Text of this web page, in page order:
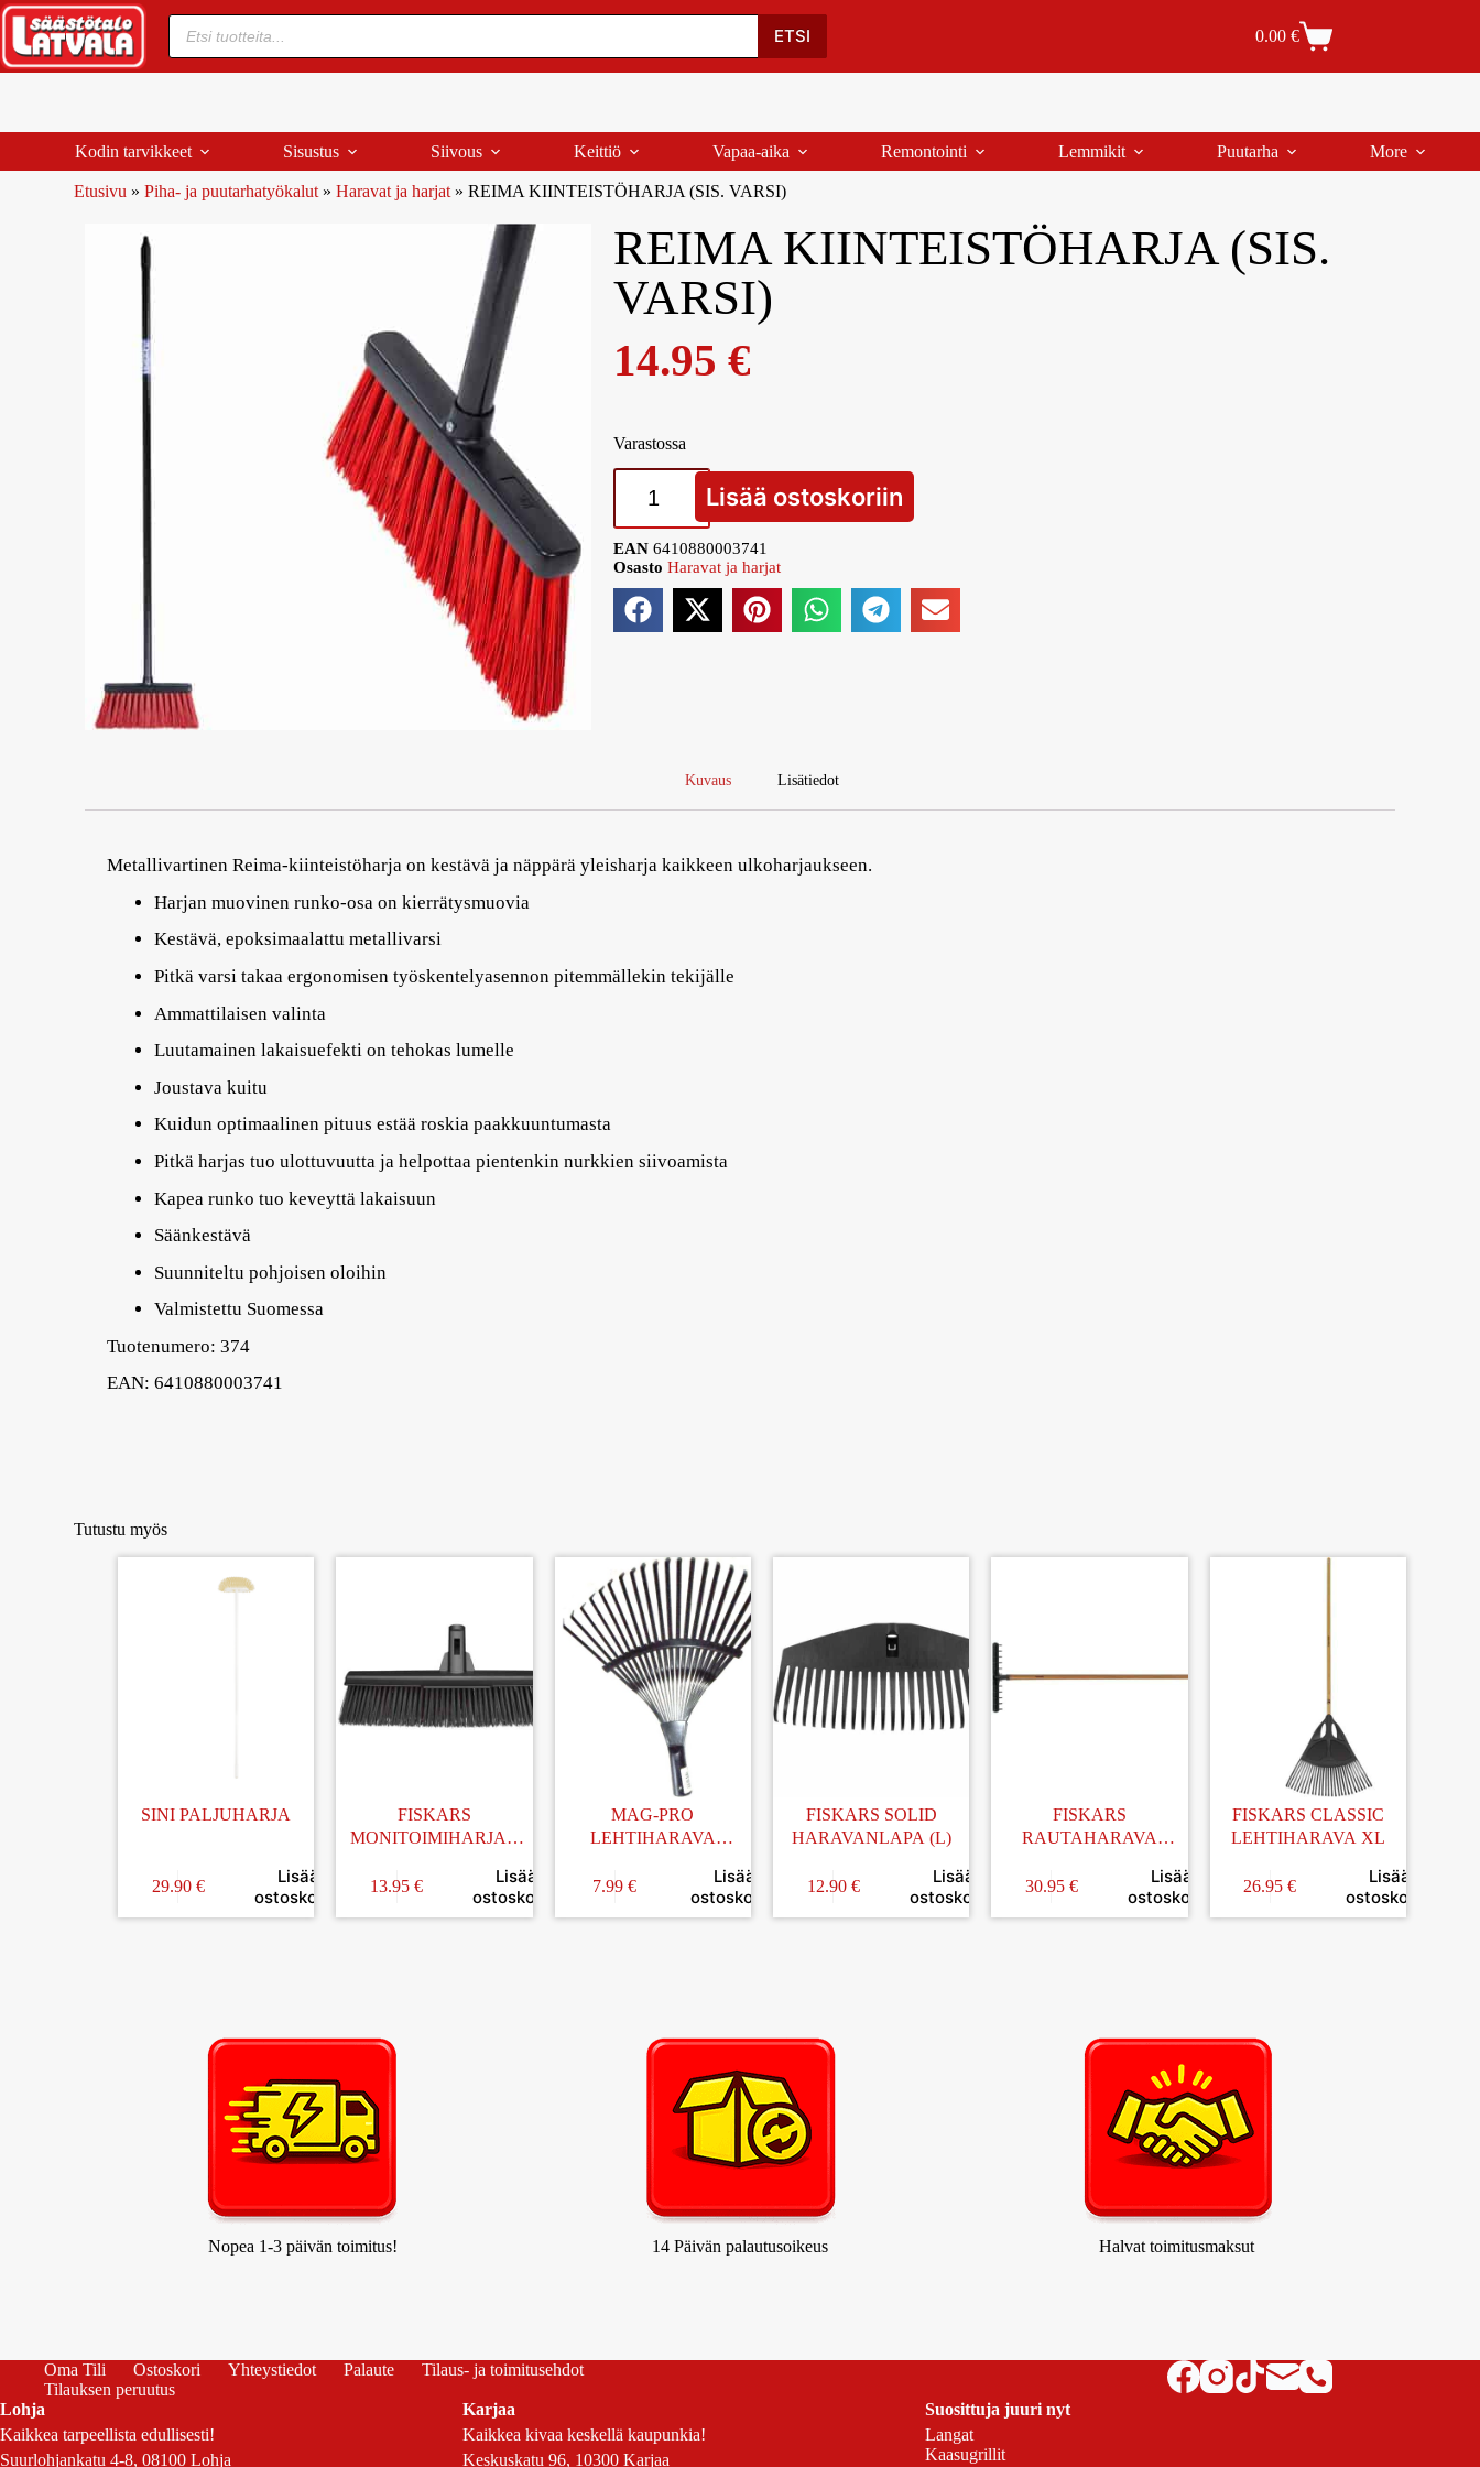
Oma Tili Ostoskori Yhteystiedot Tilauksen peruutus
ETSI 0.00 €
Kodin tarvikkeet Sisustus Siivous Keittiö Vapaa-aika Remontointi Lemmikit Puutarha More
Etusivu » Piha- ja puutarhatyökalut » Haravat ja harjat » REIMA KIINTEISTÖHARJA (SIS. VARSI)
REIMA KIINTEISTÖHARJA (SIS.
VARSI)
14.95 €
Varastossa
Lisää ostoskoriin
EAN 6410880003741
Osasto Haravat ja harjat
Kuvaus Lisätiedot
Metallivartinen Reima-kiinteistöharja on kestävä ja näppärä yleisharja kaikkeen ulkoharjaukseen.
Harjan muovinen runko-osa on kierrätysmuovia
Kestävä, epoksimaalattu metallivarsi
Pitkä varsi takaa ergonomisen työskentelyasennon pitemmällekin tekijälle
Ammattilaisen valinta
Luutamainen lakaisuefekti on tehokas lumelle
Joustava kuitu
Kuidun optimaalinen pituus estää roskia paakkuuntumasta
Pitkä harjas tuo ulottuvuutta ja helpottaa pientenkin nurkkien siivoamista
Kapea runko tuo keveyttä lakaisuun
Säänkestävä
Suunniteltu pohjoisen oloihin
Valmistettu Suomessa
Tuotenumero: 374
EAN: 6410880003741
Tutustu myös
SINI PALJUHARJA
29.90 €
Lisää
ostoskoriin
FISKARS
MONITOIMIHARJAN
13.95€
Lisää
ostoskoriin
MAG-PRO
LEHTIHARAVA
7.99€
Lisää
ostoskoriin
FISKARS SOLID
HARAVANLAPA (L)
12.90 €
Lisää
ostoskoriin
FISKARS
RAUTAHARAVA
30.95 €
Lisää
ostoskoriin
FISKARS CLASSIC
LEHTIHARAVA XL
26.95€
Lisää
ostoskoriin
Nopea 1-3 päivän toimitus! 14 Päivän palautusoikeus Halvat toimitusmaksut
Oma Tili Ostoskori Yhteystiedot Palaute
Tilaus- ja toimitusehdot
Tilauksen peruutus
Lohja
Kaikkea tarpeellista edullisesti!
Suurlohjankatu 4-8, 08100 Lohja
Karjaa
Kaikkea kivaa keskellä kaupunkia!
Keskuskatu 96, 10300 Karjaa
Suosittuja juuri nyt
Langat
Kaasugrillit